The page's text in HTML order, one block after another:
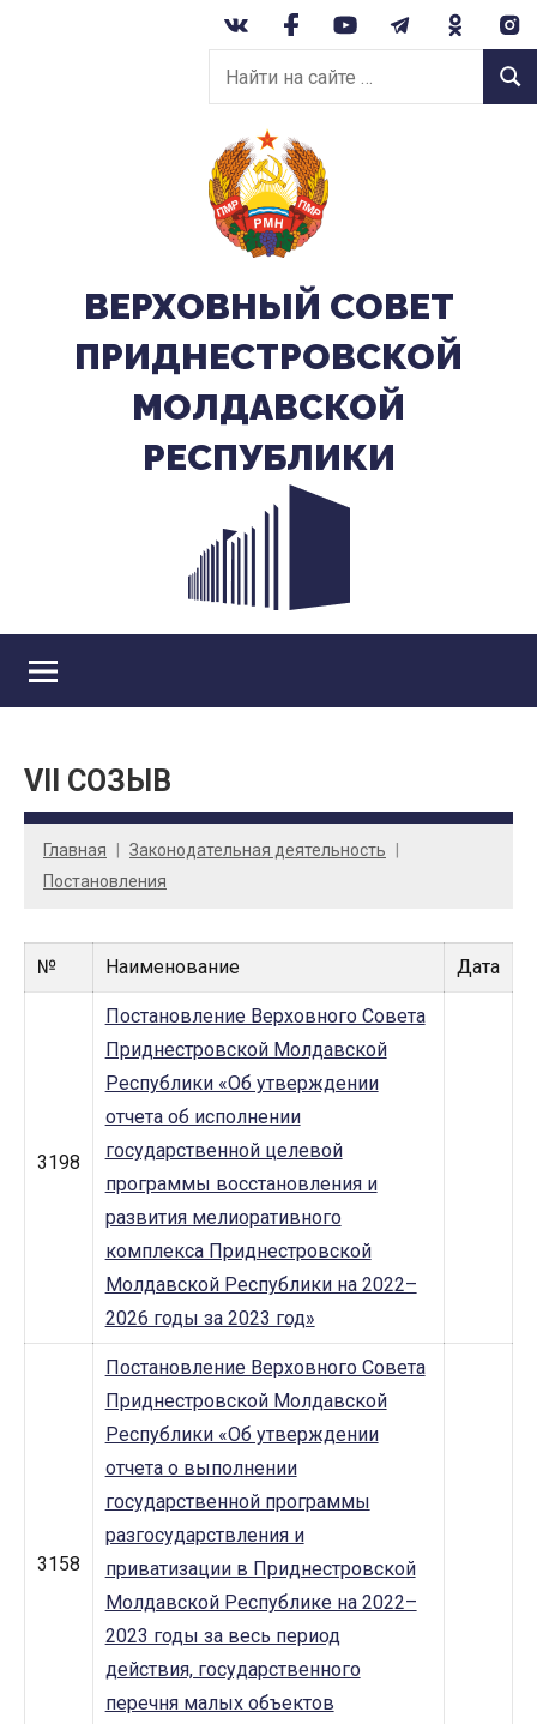
Найти
на
сайте:
ВЕРХОВНЫЙ CОВЕТ
ПРИДНЕСТРОВСКОЙ
МОЛДАВСКОЙ
РЕСПУБЛИКИ
VII СОЗЫВ
Главная
Законодательная деятельность
Постановления
№ Наименование Дата
3198
Постановление Верховного Совета
Приднестровской Молдавской
Республики «Об утверждении
отчета об исполнении
государственной целевой
программы восстановления и
развития мелиоративного
комплекса Приднестровской
Молдавской Республики на 2022–
2026 годы за 2023 год»
3158
Постановление Верховного Совета
Приднестровской Молдавской
Республики «Об утверждении
отчета о выполнении
государственной программы
разгосударствления и
приватизации в Приднестровской
Молдавской Республике на 2022–
2023 годы за весь период
действия, государственного
перечня малых объектов